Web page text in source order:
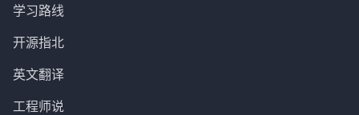
学习路线
开源指北
英文翻译
工程师说